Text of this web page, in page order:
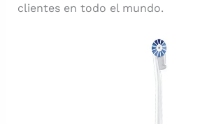
clientes en todo el mundo.